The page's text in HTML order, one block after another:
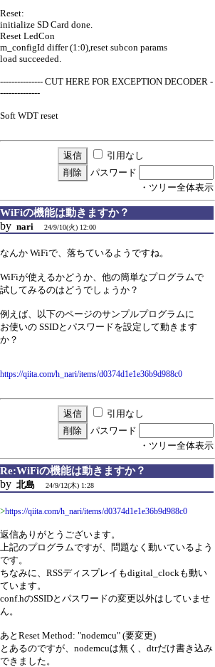
Reset:
initialize SD Card done.
Reset LedCon
m_configId differ (1:0),reset subcon params
load succeeded.
--------------- CUT HERE FOR EXCEPTION DECODER -
--------------
Soft WDT reset
引用なし
パスワード
・ツリー全体表示
WiFiの機能は動きますか？
by nari 24/9/10(火) 12:00
なんか WiFiで、落ちているようですね。
WiFiが使えるかどうか、他の簡単なプログラムで
試してみるのはどうでしょうか？
例えば、以下のページのサンプルプログラムに
お使いの SSIDとパスワードを設定して動きます
か？
https://qiita.com/h_nari/items/d0374d1e1e36b9d988c0
引用なし
パスワード
・ツリー全体表示
Re:WiFiの機能は動きますか？
by 北島 24/9/12(木) 1:28
>https://qiita.com/h_nari/items/d0374d1e1e36b9d988c0
返信ありがとうございます。
上記のプログラムですが、問題なく動いているよう
です。
ちなみに、RSSディスプレイもdigital_clockも動い
ています。
conf.hのSSIDとパスワードの変更以外はしていませ
ん。
あとReset Method: "nodemcu" (要変更)
とあるのですが、nodemcuは無く、dtrだけ書き込み
できました。